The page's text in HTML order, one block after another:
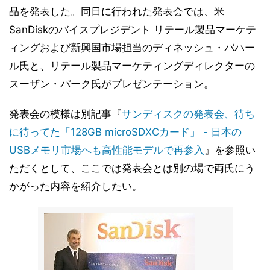
品を発表した。同日に行われた発表会では、米
SanDiskのバイスプレジデント リテール製品マーケテ
ィングおよび新興国市場担当のディネッシュ・バハー
ル氏と、リテール製品マーケティングディレクターの
スーザン・パーク氏がプレゼンテーション。
発表会の模様は別記事『サンディスクの発表会、待ち
に待ってた「128GB microSDXCカード」 - 日本の
USBメモリ市場へも高性能モデルで再参入 』を参照い
ただくとして、ここでは発表会とは別の場で両氏にう
かがった内容を紹介したい。